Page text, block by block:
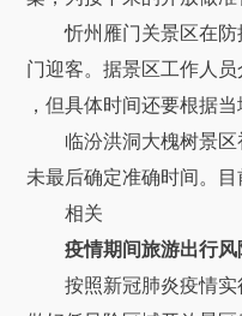
忻州雁门关景区在防
门迎客。据景区工作人
，但具体时间还要根据
临汾洪洞大槐树景区
未最后确定准确时间。目
相关
疫情期间旅游出行风
按照新冠肺炎疫情实